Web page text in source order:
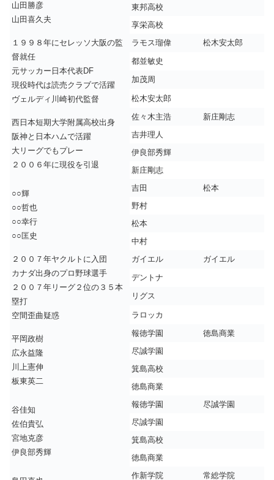
山田勝彦
山田喜久夫
東邦高校
享栄高校
１９９８年にセレッソ大阪の監
督就任
元サッカー日本代表DF
現役時代は読売クラブで活躍
ヴェルディ川崎初代監督
ラモス瑠偉
松木安太郎
都並敏史
加茂周
松木安太郎
西日本短期大学附属高校出身
阪神と日本ハムで活躍
大リーグでもプレー
２００６年に現役を引退
佐々木主浩
新庄剛志
吉井理人
伊良部秀輝
新庄剛志
○○輝
○○哲也
○○幸行
○○匡史
吉田
松本
野村
松本
中村
２００７年ヤクルトに入団
カナダ出身のプロ野球選手
２００７年リーグ２位の３５本
塁打
空間歪曲疑惑
ガイエル
ガイエル
デントナ
リグス
ラロッカ
平岡政樹
広永益隆
川上憲伸
板東英二
報徳学園
徳島商業
尽誠学園
箕島高校
徳島商業
谷佳知
佐伯貴弘
宮地克彦
伊良部秀輝
報徳学園
尽誠学園
尽誠学園
箕島高校
徳島商業
作新学院
常総学院